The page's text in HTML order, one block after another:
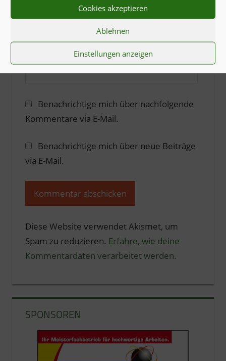
Cookies akzeptieren
Ablehnen
Einstellungen anzeigen
E-Mail-Adresse*
Benachrichtige mich über nachfolgende
Kommentare via E-Mail.
Benachrichtige mich über neue Beiträge
via E-Mail.
Diese Website verwendet Akismet, um
Spam zu reduzieren. Erfahre, wie deine
Kommentardaten verarbeitet werden.
SPONSOREN